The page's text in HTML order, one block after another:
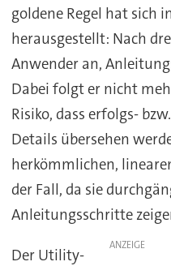
goldene Regel hat sich
herausgestellt: Nach
Anwender an,
Dabei folgt er nicht
Risiko, dass erfolgs-
Details übersehen
herkömmlichen,
der Fall, da sie
Anleitungsschritte
ANZEIGE
Der Utility-